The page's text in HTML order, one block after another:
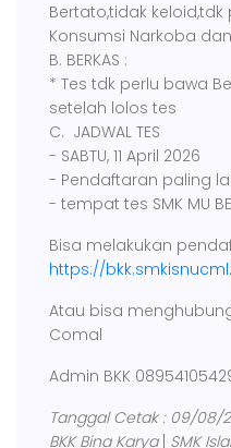
Bertato,tidak
Konsumsi Narkoba
B. BERKAS :
* Tes tdk perlu bawa
setelah lolos tes
C. JADWAL TES
- SABTU, 11 April 2026
- Pendaftaran paling
- tempat tes SMK MU
Bisa melakukan
https://
Atau bisa
Comal
Admin BKK
Tanggal Cetak : 09/08/
BKK Bina Karya SMK